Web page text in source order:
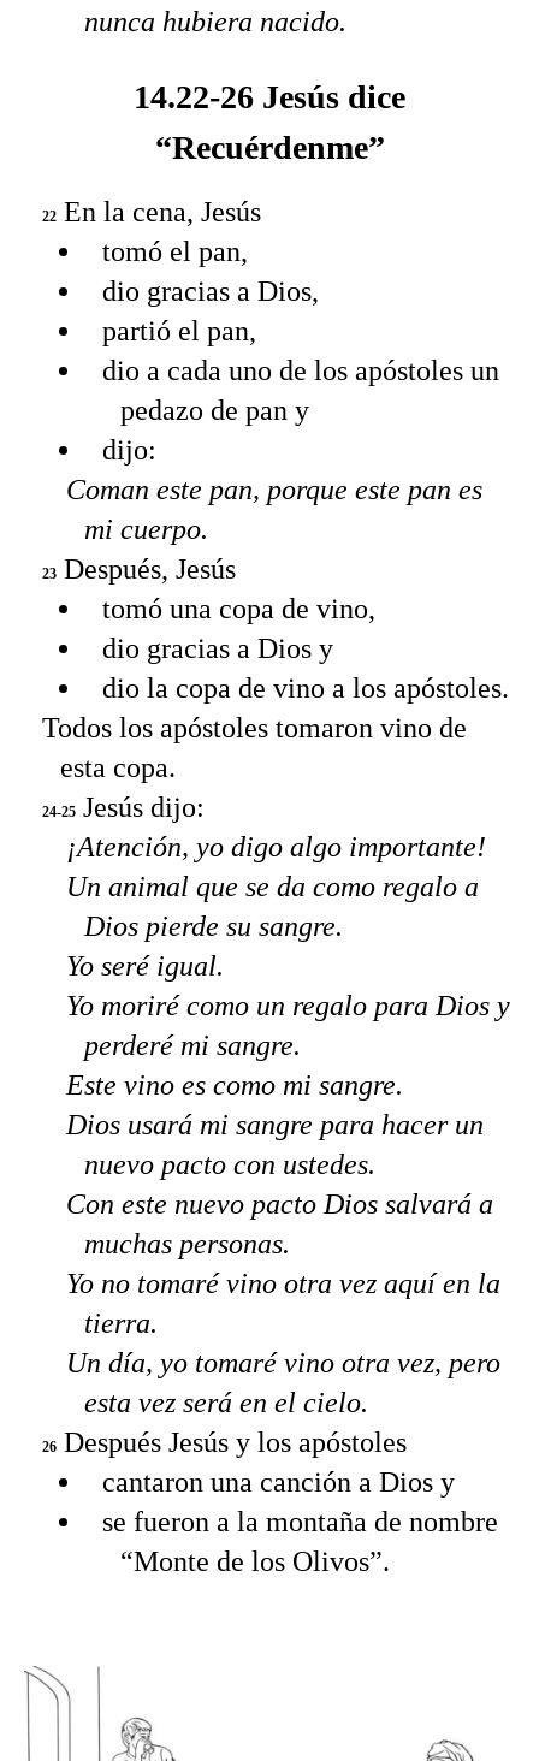
nunca hubiera nacido.
14.22-26 Jesús dice
“Recuérdenme”
22 En la cena, Jesús
tomó el pan,
dio gracias a Dios,
partió el pan,
dio a cada uno de los apóstoles un
pedazo de pan y
dijo:
Coman este pan, porque este pan es
mi cuerpo.
23 Después, Jesús
tomó una copa de vino,
dio gracias a Dios y
dio la copa de vino a los apóstoles.
Todos los apóstoles tomaron vino de
esta copa.
24-25 Jesús dijo:
¡Atención, yo digo algo importante!
Un animal que se da como regalo a
Dios pierde su sangre.
Yo seré igual.
Yo moriré como un regalo para Dios y
perderé mi sangre.
Este vino es como mi sangre.
Dios usará mi sangre para hacer un
nuevo pacto con ustedes.
Con este nuevo pacto Dios salvará a
muchas personas.
Yo no tomaré vino otra vez aquí en la
tierra.
Un día, yo tomaré vino otra vez, pero
esta vez será en el cielo.
26 Después Jesús y los apóstoles
cantaron una canción a Dios y
se fueron a la montaña de nombre
“Monte de los Olivos”.